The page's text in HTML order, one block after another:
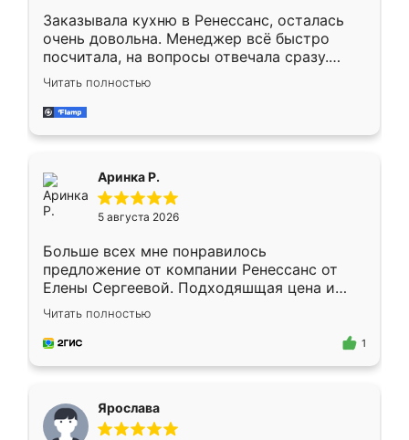
Заказывала кухню в Ренессанс, осталась
очень довольна. Менеджер всё быстро
посчитала, на вопросы отвечала сразу.
Замерщик приехал в субботу, подошёл к
делу со всей ответственностью. Собрали
за день, ребята работали аккуратно, даже
Читать полностью
Аринка Р.
5 августа 2026
Больше всех мне понравилось
предложение от компании Ренессанс от
Елены Сергеевой. Подходяшщая цена и
короткие сроки изготовления. Приехавший
для замера сотрудник Владислав
предложил по моему эскизу самый
Читать полностью
1
Ярослава